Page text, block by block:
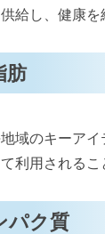
給し、健康を
肪
域のキーア
利用されるこ
パク質